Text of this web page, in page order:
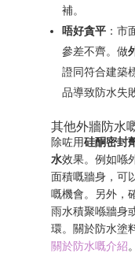
補。
唔好貪平：市
參差不齊。做
證同符合建築
品導致防水失
其他外牆防水
除咗用硅酮密封
水效果。例如喺
面積嘅牆身，可
嘅機會。另外，
雨水積聚喺牆身
環。關於防水塗
關於防水嘅介紹。